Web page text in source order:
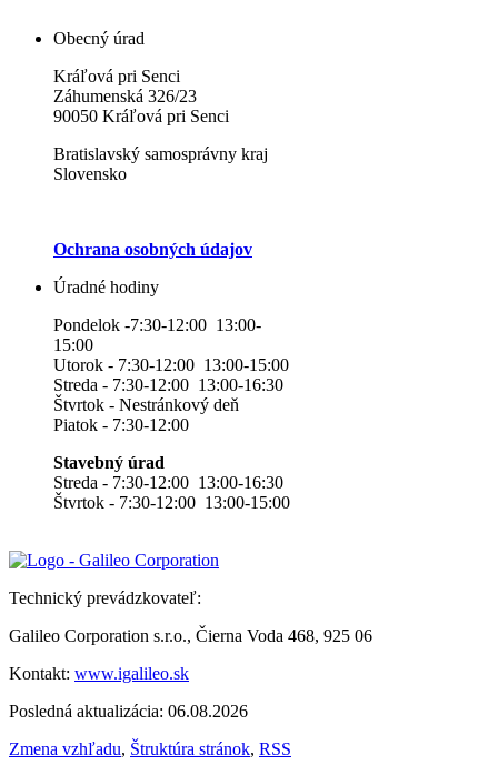
Obecný úrad
Kráľová pri Senci
Záhumenská 326/23
90050 Kráľová pri Senci
Bratislavský samosprávny kraj
Slovensko
Ochrana osobných údajov
Úradné hodiny
Pondelok -7:30-12:00 13:00-
15:00
Utorok - 7:30-12:00 13:00-15:00
Streda - 7:30-12:00 13:00-16:30
Štvrtok - Nestránkový deň
Piatok - 7:30-12:00
Stavebný úrad
Streda - 7:30-12:00 13:00-16:30
Štvrtok - 7:30-12:00 13:00-15:00
Technický prevádzkovateľ:
Galileo Corporation s.r.o., Čierna Voda 468, 925 06
Kontakt: www.igalileo.sk
Posledná aktualizácia: 06.08.2026
Zmena vzhľadu, Štruktúra stránok, RSS